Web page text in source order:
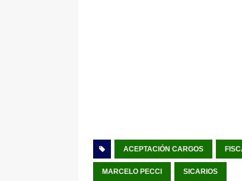
ACEPTACIÓN CARGOS
MARCELO PECCI SICARIOS